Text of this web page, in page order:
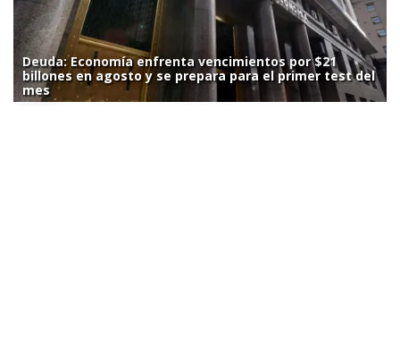
Deuda: Economía enfrenta vencimientos por $21
billones en agosto y se prepara para el primer test del
mes